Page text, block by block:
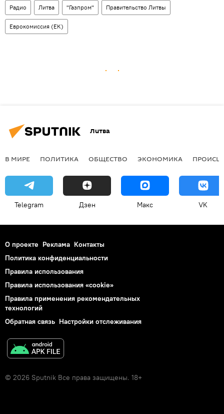
Радио Литва "Газпром" Правительство Литвы
Еврокомиссия (ЕК)
Литва
В МИРЕ ПОЛИТИКА ОБЩЕСТВО ЭКОНОМИКА
Telegram Дзен Макс VK
О проекте Реклама Контакты
Политика конфиденциальности
Правила использования
Правила использования «cookie»
Правила применения рекомендательных
технологий
Обратная связь Настройки отслеживания
© 2026 Sputnik Все права защищены. 18+